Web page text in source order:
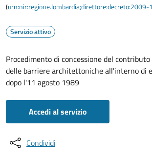
(
Servizio attivo
Procedimento di concessione del
delle barriere architettoniche all'interno di
dopo l'11 agosto 1989
Accedi al servizio
Condividi